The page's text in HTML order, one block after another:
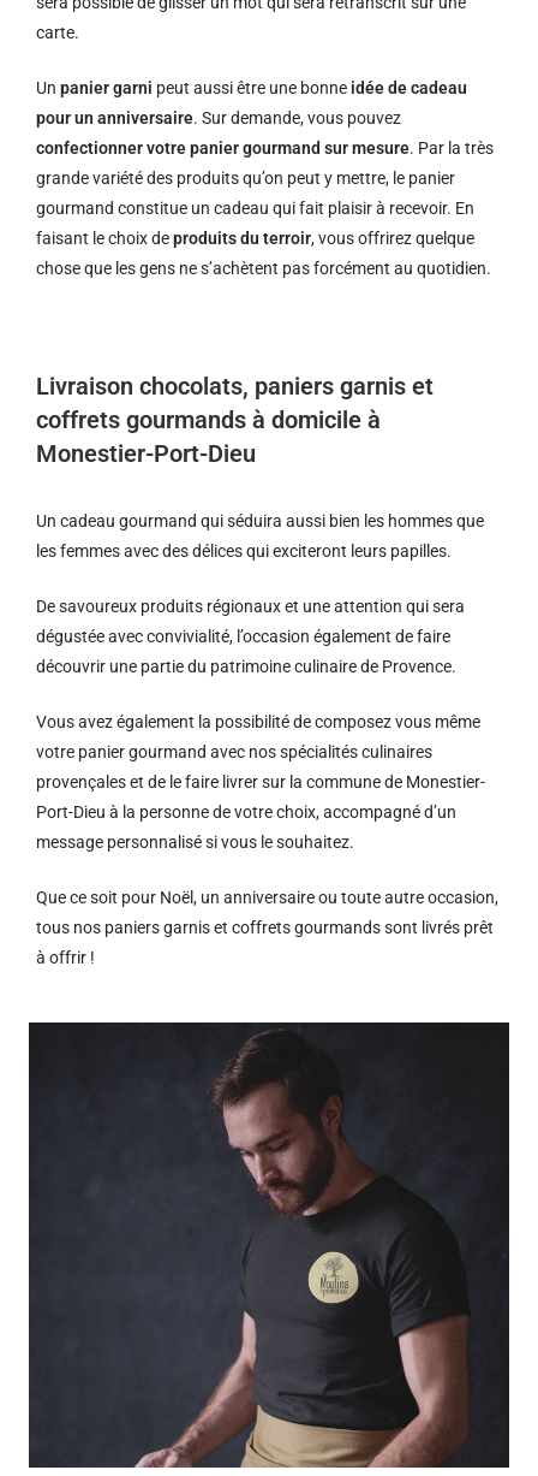
carte.
Un panier garni peut aussi être une bonne idée de cadeau
pour un anniversaire. Sur demande, vous pouvez
confectionner votre panier gourmand sur mesure. Par la très
grande variété des produits qu’on peut y mettre, le panier
gourmand constitue un cadeau qui fait plaisir à recevoir. En
faisant le choix deproduits du terroir, vous offrirez quelque
chose que les gens ne s’achètent pas forcément au quotidien.
Livraison chocolats, paniers garnis et
coffrets gourmands à domicile à
Monestier-Port-Dieu
Un cadeau gourmand qui séduira aussi bien les hommes que
les femmes avec des délices qui exciteront leurs papilles.
De savoureux produits régionaux et une attention qui sera
dégustée avec convivialité, l’occasion également de faire
découvrir une partie du patrimoine culinaire de Provence.
Vous avez également la possibilité de composez vous même
votre panier gourmand avec nos spécialités culinaires
provençales et de le faire livrer sur la commune de Monestier-
Port-Dieu à la personne de votre choix, accompagné d’un
message personnalisé si vous le souhaitez.
Que ce soit pour Noël, un anniversaire ou toute autre occasion,
tous nos paniers garnis et coffrets gourmands sont livrés prêt
à offrir !